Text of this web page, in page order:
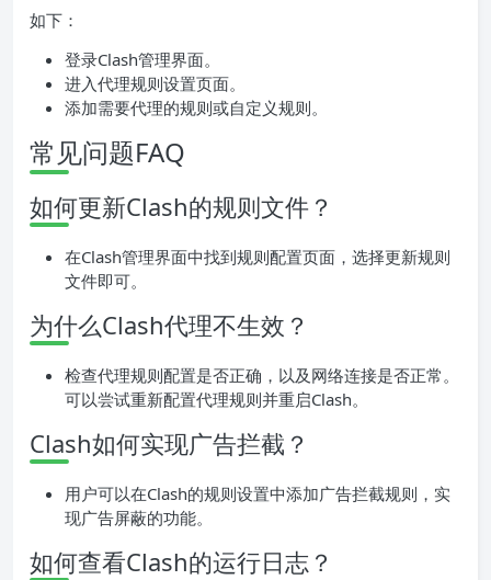
如下：
登录Clash管理界面。
进入代理规则设置页面。
添加需要代理的规则或自定义规则。
常见问题FAQ
如何更新Clash的规则文件？
在Clash管理界面中找到规则配置页面，选择更新规则
文件即可。
为什么Clash代理不生效？
检查代理规则配置是否正确，以及网络连接是否正常。
可以尝试重新配置代理规则并重启Clash。
Clash如何实现广告拦截？
用户可以在Clash的规则设置中添加广告拦截规则，实
现广告屏蔽的功能。
如何查看Clash的运行日志？